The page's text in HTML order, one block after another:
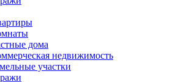
дома
недвижимость
участки